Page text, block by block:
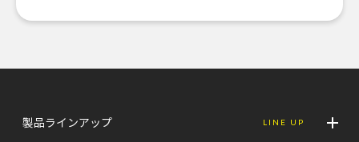
製品ラインアップ LINE UP